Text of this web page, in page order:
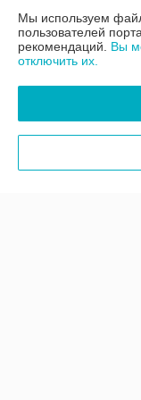
Контакты
Доставка и оплата
Мы используем
пользователей
рекомендаций. Вы
отключить их.